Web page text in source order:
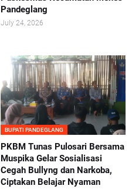
Pandeglang
July 24, 2026
BUPATI PANDEGLANG
PKBM Tunas Pulosari Bersama
Muspika Gelar Sosialisasi
Cegah Bullyng dan Narkoba,
Ciptakan Belajar Nyaman